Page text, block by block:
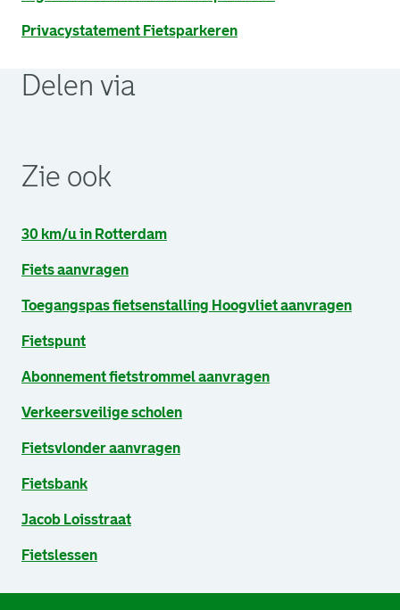
Privacystatement Fietsparkeren
Delen via
Zie ook
30 km/u in Rotterdam
Fiets aanvragen
Toegangspas fietsenstalling Hoogvliet aanvragen
Fietspunt
Abonnement fietstrommel aanvragen
Verkeersveilige scholen
Fietsvlonder aanvragen
Fietsbank
Jacob Loisstraat
Fietslessen